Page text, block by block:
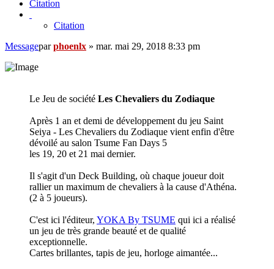
Citation
Citation
Messageparphoenlx » mar. mai 29, 2018 8:33 pm
Le Jeu de société Les Chevaliers du Zodiaque
Après 1 an et demi de développement du jeu Saint
Seiya - Les Chevaliers du Zodiaque vient enfin d'être
dévoilé au salon Tsume Fan Days 5
les 19, 20 et 21 mai dernier.
Il s'agit d'un Deck Building, où chaque joueur doit
rallier un maximum de chevaliers à la cause d'Athéna.
(2 à 5 joueurs).
C'est ici l'éditeur, YOKA By TSUME qui ici a réalisé
un jeu de très grande beauté et de qualité
exceptionnelle.
Cartes brillantes, tapis de jeu, horloge aimantée...